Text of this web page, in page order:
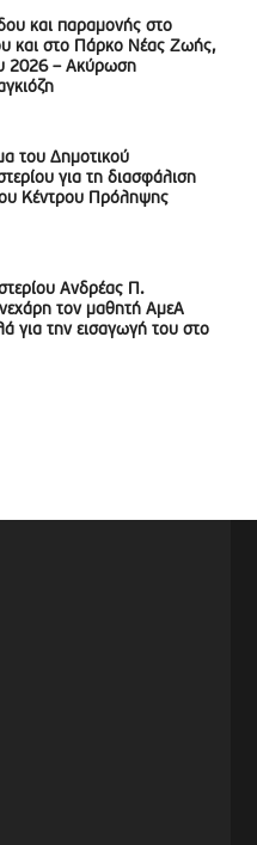
και παραμονής στο
και στο Πάρκο Νέας Ζωής,
2026 – Ακύρωση
του Δημοτικού
για τη διασφάλιση
Κέντρου Πρόληψης
Ανδρέας Π.
τον μαθητή ΑμεΑ
για την εισαγωγή του στο